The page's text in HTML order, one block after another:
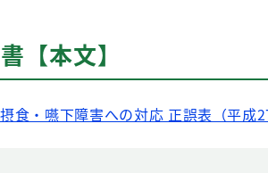
【本文】
食・嚥下障害への対応 正誤表（平成